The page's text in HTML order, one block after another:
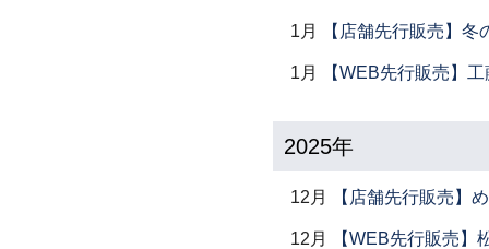
1月 【店舗先行販売】冬
1月 【WEB先行販売】
2025年
12月 【店舗先行販売】
12月 【WEB先行販売】